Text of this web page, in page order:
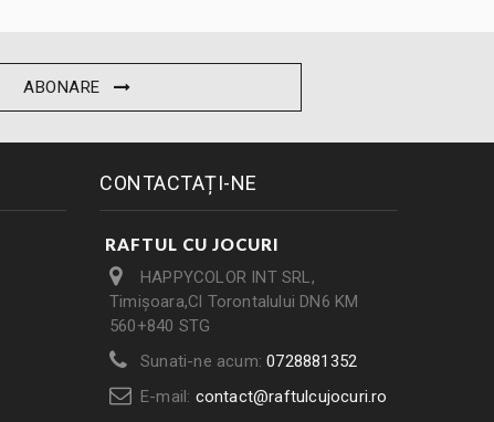
ABONARE
CONTACTAȚI-NE
RAFTUL CU JOCURI
HAPPYCOLOR INT SRL,
Timișoara,Cl Torontalului DN6 KM
560+840 STG
Sunati-ne acum:0728881352
E-mail: contact@raftulcujocuri.ro